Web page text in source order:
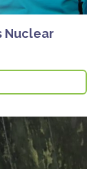
Nuclear